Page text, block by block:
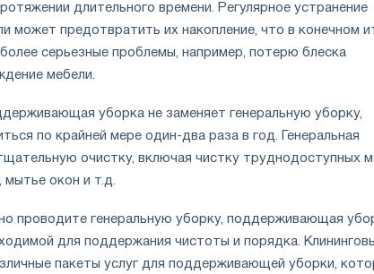
длительного времени. Регулярное устранение
может предотвратить их накопление, что в конечном
серьезные проблемы, например, потерю блеска
мебели.
уборка не заменяет генеральную уборку,
по крайней мере один-два раза в год. Генеральная
очистку, включая чистку труднодоступных
мытье окон и т.д.
проводите генеральную уборку, поддерживающая
для поддержания чистоты и порядка.
пакеты услуг для поддерживающей уборки,